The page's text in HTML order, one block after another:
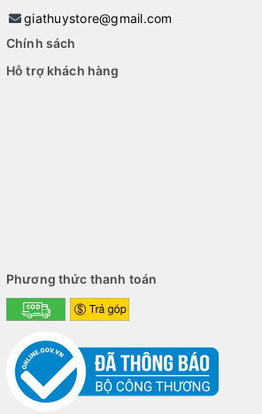
giathuystore@gmail.com
Chính sách
Hỗ trợ khách hàng
Phương thức thanh toán